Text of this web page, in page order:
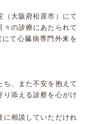
（大阪府松原市）にて
々の診療にあたられて
て心臓病専門外来を
ち、また不安を抱えて
り添える診察を心がけ
に相談していただけれ